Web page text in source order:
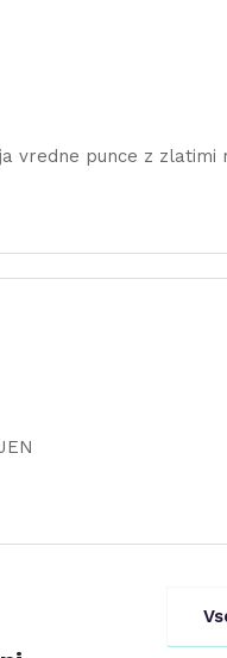
vredne punce z zlatimi